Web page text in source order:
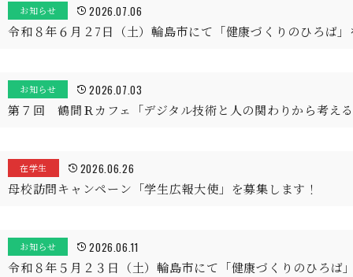
お知らせ 2026.07.06
令和８年６月２7日（土）輪島市にて「健康づくりのひろば
お知らせ 2026.07.03
第７回 鶴間Ｒカフェ「デジタル技術と人の関わりから考え
在学生 2026.06.26
母校訪問キャンペーン「学生広報大使」を募集します！
お知らせ 2026.06.11
令和８年５月２３日（土）輪島市にて「健康づくりのひろば